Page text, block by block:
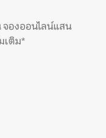
จองออนไลน์แสน
เติม*